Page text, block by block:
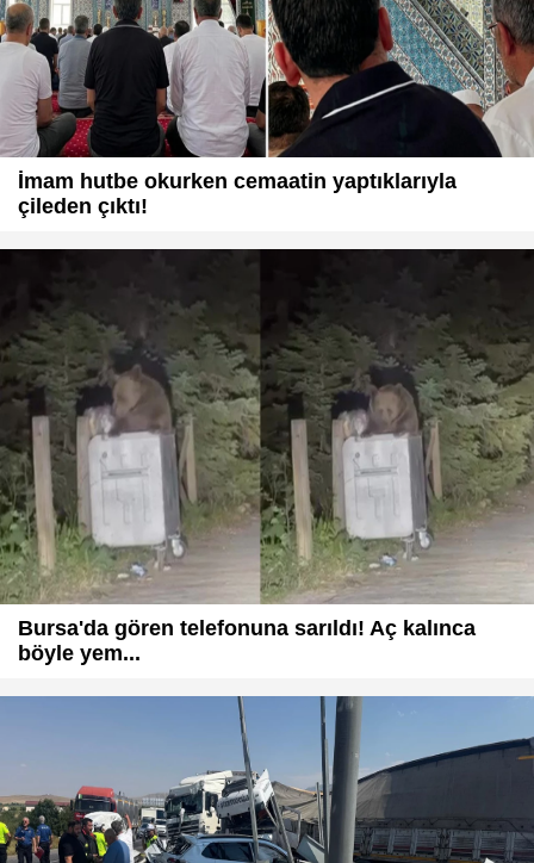
İmam hutbe okurken cemaatin yaptıklarıyla
çileden çıktı!
Bursa'da gören telefonuna sarıldı! Aç kalınca
böyle yem...